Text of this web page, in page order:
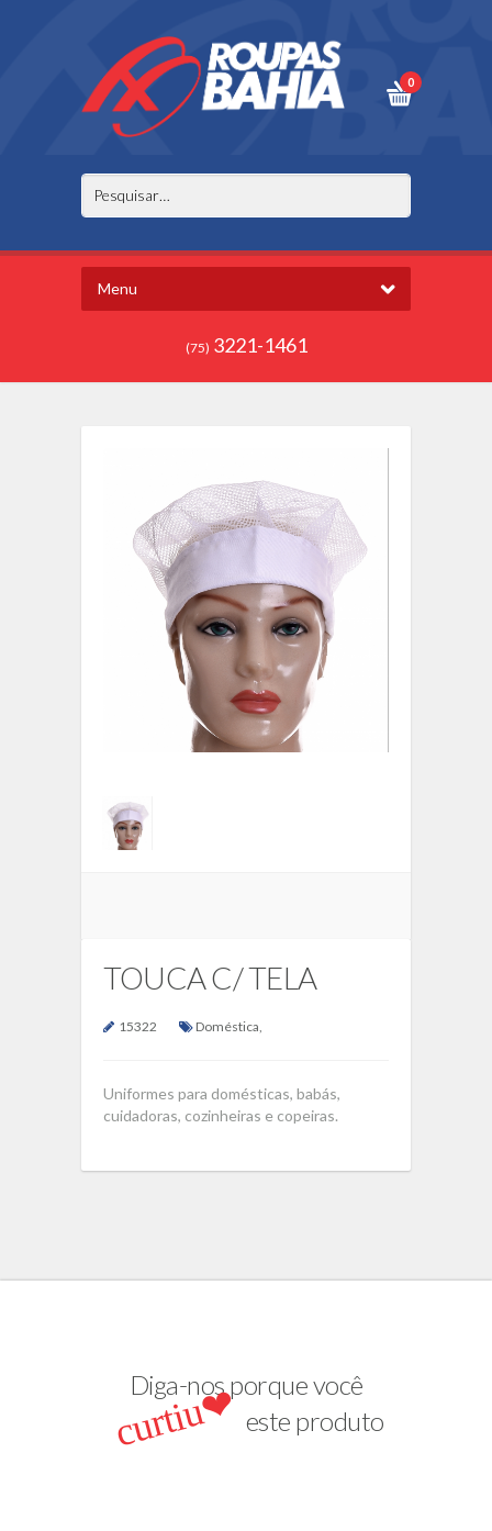
0
Menu
(75) 3221-1461
TOUCA C/ TELA
15322 Doméstica,
Uniformes para domésticas, babás,
cuidadoras, cozinheiras e copeiras.
Diga-nos porque você
curtiu❤ este produto